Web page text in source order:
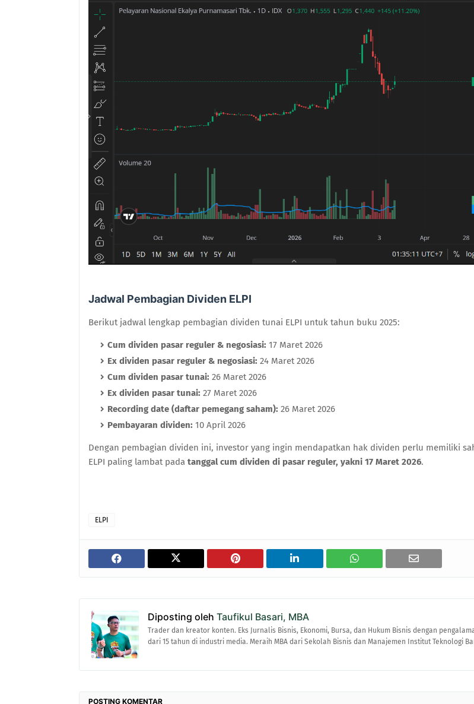
Jadwal Pembagian Dividen ELPI
Berikut jadwal lengkap pembagian dividen tunai ELPI untuk tahun buku 2025:
Cum dividen pasar reguler & negosiasi: 17 Maret 2026
Ex dividen pasar reguler & negosiasi: 24 Maret 2026
Cum dividen pasar tunai: 26 Maret 2026
Ex dividen pasar tunai: 27 Maret 2026
Recording date (daftar pemegang saham): 26 Maret 2026
Pembayaran dividen: 10 April 2026
Dengan pembagian dividen ini, investor yang ingin mendapatkan hak dividen perlu memiliki
ELPI paling lambat pada tanggal cum dividen di pasar reguler, yakni 17 Maret 2026.
ELPI
Diposting oleh Taufikul Basari, MBA
Trader dan kreator konten. Eks Jurnalis Bisnis, Ekonomi, Bursa, dan Hukum Bisnis dengan
dari 15 tahun di industri media. Meraih MBA dari Sekolah Bisnis dan Manajemen Institut Teknologi
POSTING KOMENTAR